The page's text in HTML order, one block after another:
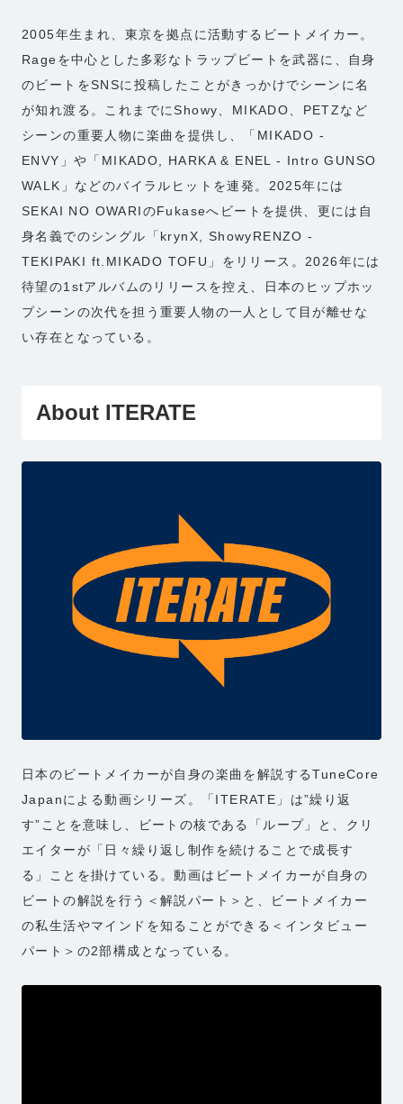
2005年生まれ、東京を拠点に活動するビートメイカー。
Rageを中心とした多彩なトラップビートを武器に、自身
のビートをSNSに投稿したことがきっかけでシーンに名
が知れ渡る。これまでにShowy、MIKADO、PETZなど
シーンの重要人物に楽曲を提供し、「MIKADO -
ENVY」や「MIKADO, HARKA & ENEL - Intro GUNSO
WALK」などのバイラルヒットを連発。2025年には
SEKAI NO OWARIのFukaseへビートを提供、更には自
身名義でのシングル「krynX, ShowyRENZO -
TEKIPAKI ft.MIKADO TOFU」をリリース。2026年には
待望の1stアルバムのリリースを控え、日本のヒップホッ
プシーンの次代を担う重要人物の一人として目が離せな
い存在となっている。
About ITERATE
日本のビートメイカーが自身の楽曲を解説するTuneCore
Japanによる動画シリーズ。「ITERATE」は”繰り返
す”ことを意味し、ビートの核である「ループ」と、クリ
エイターが「日々繰り返し制作を続けることで成長す
る」ことを掛けている。動画はビートメイカーが自身の
ビートの解説を行う＜解説パート＞と、ビートメイカー
の私生活やマインドを知ることができる＜インタビュー
パート＞の2部構成となっている。